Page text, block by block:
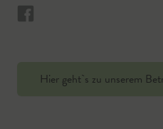
Hier geht`s zu unserem